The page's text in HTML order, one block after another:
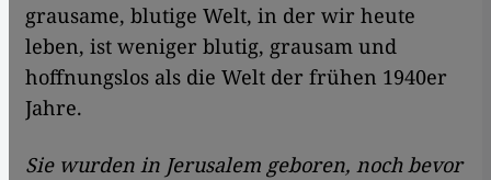
grausame, blutige Welt, in der wir heute
leben, ist weniger blutig, grausam und
hoffnungslos als die Welt der frühen 1940er
Jahre.
Sie wurden in Jerusalem geboren, noch bevor